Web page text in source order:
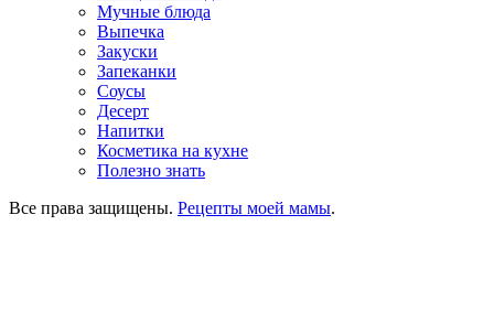
Мучные блюда
Выпечка
Закуски
Запеканки
Соусы
Десерт
Напитки
Косметика на кухне
Полезно знать
Все права защищены. Рецепты моей мамы.